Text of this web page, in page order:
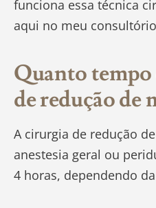
funciona essa técnica
aqui no meu
Quanto
de redução de
A cirurgia de redução
anestesia geral ou
4 horas, dependendo